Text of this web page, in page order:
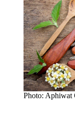
Photo: Aphiwat